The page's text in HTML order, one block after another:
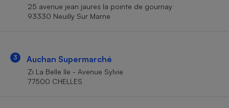
25 avenue jean jaures la pointe de gournay
93330 Neuilly Sur Marne
3 Auchan Supermarché
Zi La Belle Ile - Avenue Sylvie
77500 CHELLES
Téléphone mobile -